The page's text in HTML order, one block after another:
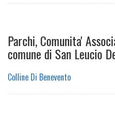
Parchi, Comunita'
comune di San Leucio
Colline Di Benevento